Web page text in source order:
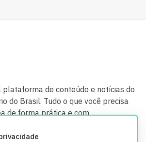
plataforma de conteúdo e notícias do
do Brasil. Tudo o que você precisa
de forma prática e com